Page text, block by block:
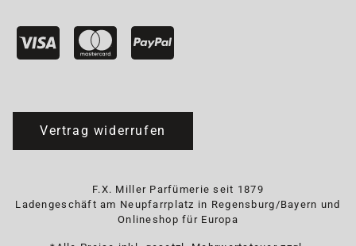
Vertrag widerrufen
F.X. Miller Parfümerie seit 1879
Ladengeschäft am Neupfarrplatz in Regensburg/Bayern und
Onlineshop für Europa